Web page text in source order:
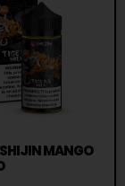
MANGO